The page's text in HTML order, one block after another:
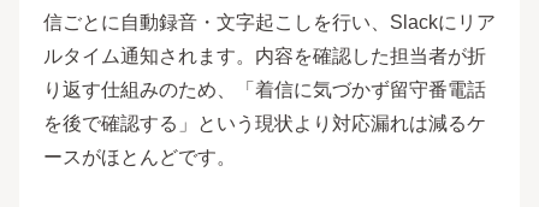
信ごとに自動録音・文字起こしを行い、Slackにリア
ルタイム通知されます。内容を確認した担当者が折
り返す仕組みのため、「着信に気づかず留守番電話
を後で確認する」という現状より対応漏れは減るケ
ースがほとんどです。